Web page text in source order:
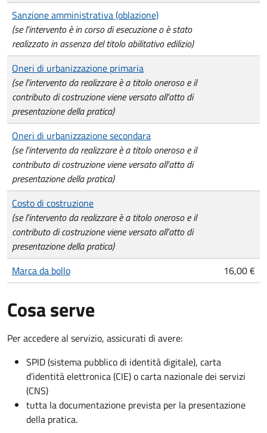
Sanzione amministrativa (oblazione)
(se l'intervento è in corso di esecuzione o è stato
realizzato in assenza del titolo abilitativo edilizio)
Oneri di urbanizzazione primaria
(se l'intervento da realizzare è a titolo oneroso e il
contributo di costruzione viene versato all'atto di
presentazione della pratica)
Oneri di urbanizzazione secondara
(se l'intervento da realizzare è a titolo oneroso e il
contributo di costruzione viene versato all'atto di
presentazione della pratica)
Costo di costruzione
(se l'intervento da realizzare è a titolo oneroso e il
contributo di costruzione viene versato all'atto di
presentazione della pratica)
Marca da bollo
16,00 €
Cosa serve
Per accedere al servizio, assicurati di avere:
SPID (sistema pubblico di identità digitale), carta
d’identità elettronica (CIE) o carta nazionale dei servizi
(CNS)
tutta la documentazione prevista per la presentazione
della pratica.